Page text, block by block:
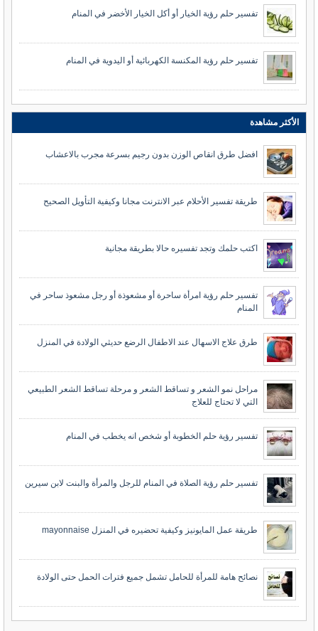
تفسير حلم رؤية الخيار أو أكل الخيار الأخضر في المنام
تفسير حلم رؤية المكنسة الكهربائية أو اليدوية في المنام
الأكثر مشاهدة
افضل طرق انقاص الوزن بدون رجيم بسرعة مجرب بالاعشاب
طريقة تفسير الأحلام عبر الانترنت مجانا وكيفية التأويل الصحيح
اكتب حلمك وتجد تفسيره حالا بطريقة مجانية
تفسير حلم رؤية امرأة ساحرة أو مشعوذة أو رجل مشعوذ ساحر في
المنام
طرق علاج الاسهال عند الاطفال الرضع حديثي الولادة في المنزل
مراحل نمو الشعر و تساقط الشعر و مرحلة تساقط الشعر الطبيعي
التي لا تحتاج للعلاج
تفسير رؤية حلم الخطوبة أو شخص انه يخطب في المنام
تفسير حلم رؤية الصلاة في المنام للرجل والمرأة والبنت لابن سيرين
طريقة عمل المايونيز وكيفية تحضيره في المنزل mayonnaise
نصائح هامة للمرأة للحامل تشمل جميع فترات الحمل حتى الولادة